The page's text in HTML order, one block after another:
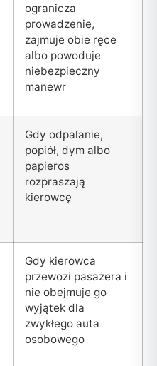
ogranicza
prowadzenie,
zajmuje obie ręce
albo powoduje
niebezpieczny
manewr
Gdy odpalanie,
popiół, dym albo
papieros
rozpraszają
kierowcę
Gdy kierowca
przewozi pasażera i
nie obejmuje go
wyjątek dla
zwykłego auta
osobowego